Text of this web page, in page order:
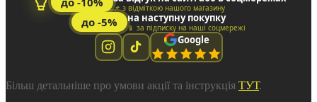
📌 з відміткою нашого магазину
до -5% на наступну покупку
📱 за підписку на наші соцмережі
Google
Більш детальніше про умови акції та інструкція ТУТ.